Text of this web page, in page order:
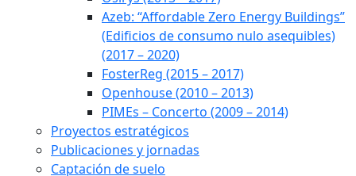
Azeb: “Affordable Zero Energy Buildings”
(Edificios de consumo nulo asequibles)
(2017 – 2020)
FosterReg (2015 – 2017)
Openhouse (2010 – 2013)
PIMEs – Concerto (2009 – 2014)
Proyectos estratégicos
Publicaciones y jornadas
Captación de suelo